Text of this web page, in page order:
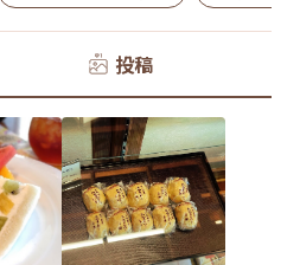
投稿